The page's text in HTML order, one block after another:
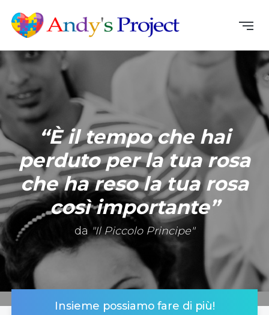
“È il tempo che hai
perduto per la tua rosa
che ha reso la tua rosa
così importante”
da "Il Piccolo Principe"
Insieme possiamo fare di più!